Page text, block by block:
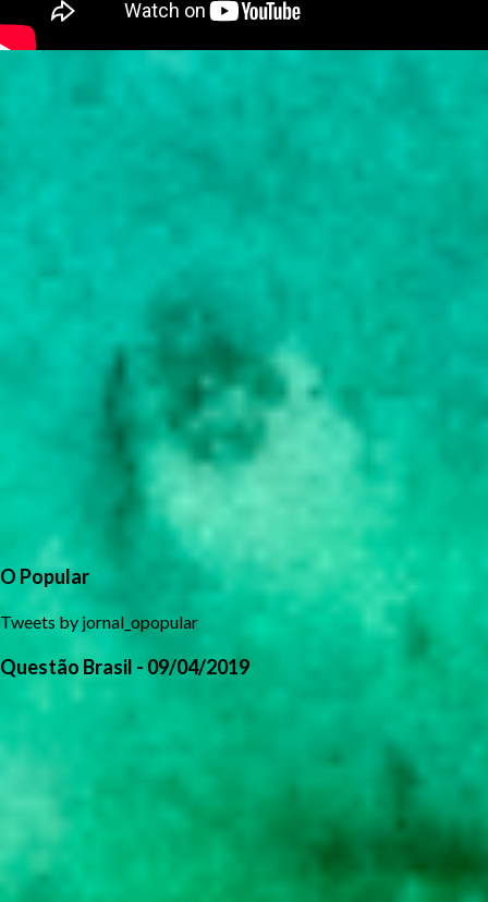
O Popular
Tweets by jornal_opopular
Questão Brasil - 09/04/2019